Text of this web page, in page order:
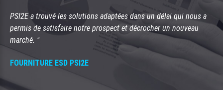
PSI2E a trouvé les solutions adaptées dans un délai qui nous a
permis de satisfaire notre prospect et décrocher un nouveau
marché. "
FOURNITURE ESD PSI2E